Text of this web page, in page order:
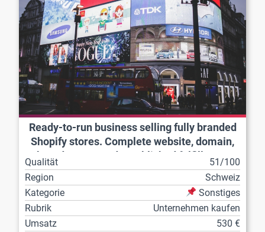
Ready-to-run business selling fully branded
Shopify stores. Complete website, domain,
brand assets and established fulfillment
workflow included.
Qualität
51/100
Region
Schweiz
Kategorie
Sonstiges
Rubrik
Unternehmen kaufen
Umsatz
530 €